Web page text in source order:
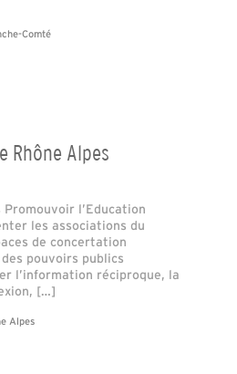
Comté
Rhône Alpes
l’Education
les associations du
de concertation
pouvoirs publics
l’information réciproque, la
[…]
Alpes